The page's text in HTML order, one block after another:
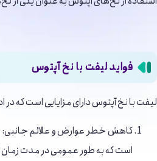
فواید لیفت با نخ آپتوس
لیفت با نخ آپتوس دارای مزایایی است که در
کاهش خطر عوارض و علائم جانبی:
است که به طور عمومی در مدت زمان